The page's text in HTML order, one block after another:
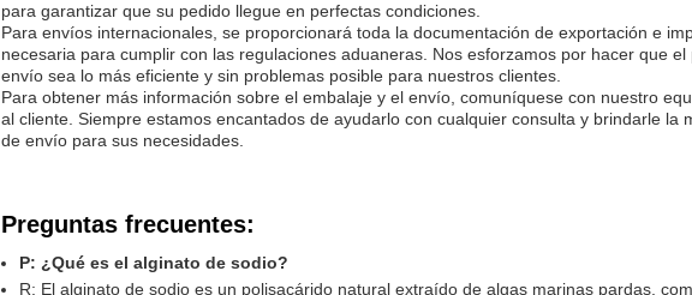
para garantizar que su pedido llegue en perfectas condiciones.
Para envíos internacionales, se proporcionará toda la documentación de exportación e
necesaria para cumplir con las regulaciones aduaneras. Nos esforzamos por hacer que el
envío sea lo más eficiente y sin problemas posible para nuestros clientes.
Para obtener más información sobre el embalaje y el envío, comuníquese con nuestro
al cliente. Siempre estamos encantados de ayudarlo con cualquier consulta y brindarle la
de envío para sus necesidades.
Preguntas frecuentes:
P: ¿Qué es el alginato de sodio?
R: El alginato de sodio es un polisacárido natural extraído de algas marinas pardas,